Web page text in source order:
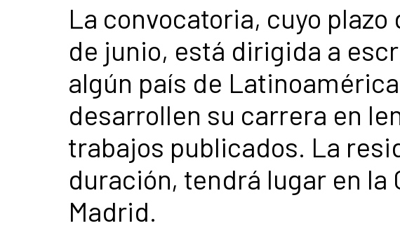
La convocatoria, cuyo
de junio, está dirigida a
algún país de
desarrollen su carrera en
trabajos publicados. La
duración, tendrá lugar en la
Madrid.